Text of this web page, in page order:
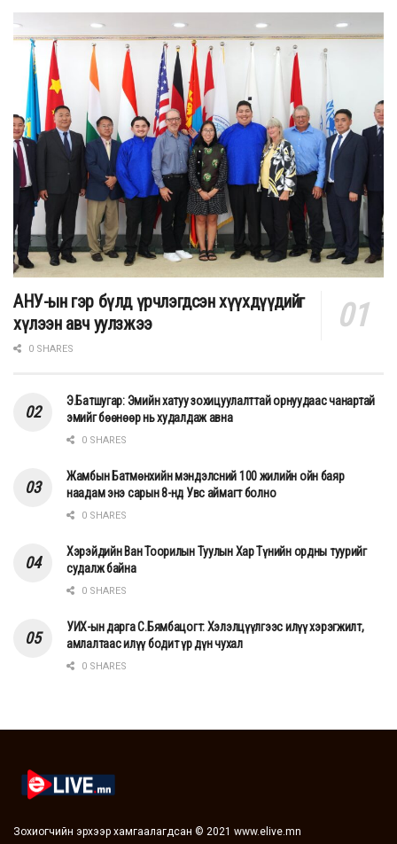
АНУ-ын гэр бүлд үрчлэгдсэн хүүхдүүдийг
хүлээн авч уулзжээ
0 SHARES
Э.Батшугар: Эмийн хатуу зохицуулалттай орнуудаас чанартай
эмийг бөөнөөр нь худалдаж авна
0 SHARES
Жамбын Батмөнхийн мэндэлсний 100 жилийн ойн баяр
наадам энэ сарын 8-нд Увс аймагт болно
0 SHARES
Хэрэйдийн Ван Тоорилын Туулын Хар Түнийн ордны туурийг
судалж байна
0 SHARES
УИХ-ын дарга С.Бямбацогт: Хэлэлцүүлгээс илүү хэрэгжилт,
амлалтаас илүү бодит үр дүн чухал
0 SHARES
Зохиогчийн эрхээр хамгаалагдсан © 2021 www.elive.mn